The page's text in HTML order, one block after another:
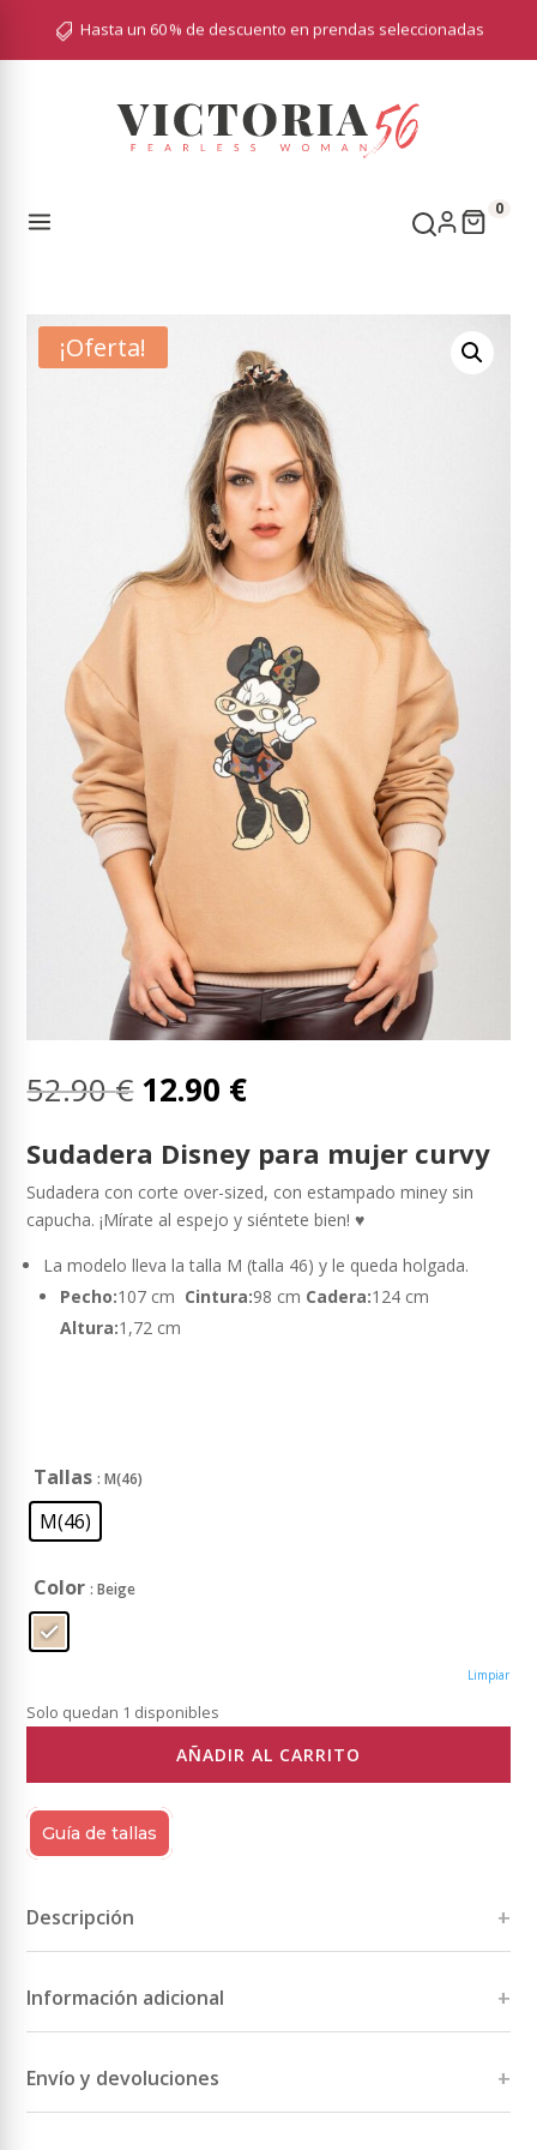
 Hasta un 60 % de descuento en prendas seleccionadas
0
¡Oferta!
52.90€ El
precio
original
era:
52.90 €.
12.90 €El
actual
es:
12.90 €.
Sudadera Disney para mujer curvy
Sudadera con corte over-sized, con estampado miney sin
capucha. ¡Mírate al espejo y siéntete bien! ♥
La modelo lleva la talla M (talla 46) y le queda holgada.
Pecho:107 cm Cintura:98 cm Cadera:124 cm
Altura:1,72 cm
Tallas : M(46)
M(46)
Color : Beige
Limpiar
Solo quedan 1 disponibles
AÑADIR AL CARRITO
Guía de tallas
Descripción
Información adicional
Color
Envío y devoluciones